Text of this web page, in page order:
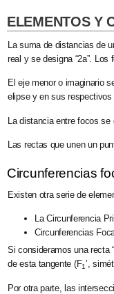
ELEMENTOS Y
La suma de distancias de
real y se designa “2a”.
Eleje menor o imaginario
elipse y en sus
La distancia entre focos se
Las rectas que unen un
Circunferencias
Existen otra serie de
LaCircunferencia
Circunferencias
Si consideramos una recta
de esta tangente (F1’,
Por otra parte, las